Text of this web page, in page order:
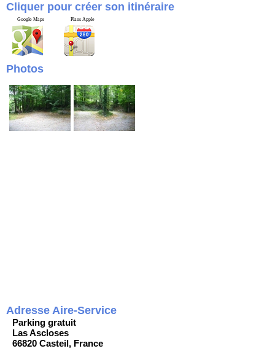
Cliquer pour créer son itinéraire
Google Maps Plans Apple
Photos
Adresse Aire-Service
Parking gratuit
Las Ascloses
66820 Casteil, France